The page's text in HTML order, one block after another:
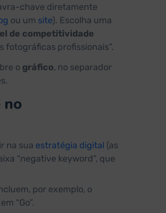
chave diretamente
ou um site). Escolha uma
de competitividade
fotográficas profissionais”.
o gráfico, no separador
no
na sua estratégia digital (as
“negative keyword”, que
por exemplo, o
“Go”.